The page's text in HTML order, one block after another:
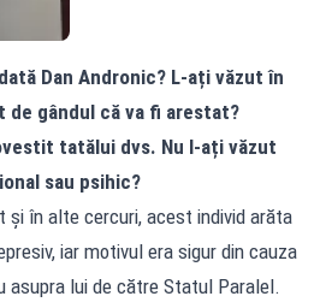
Dan Andronic? L-ați văzut în
de gândul că va fi arestat?
tatălui dvs. Nu l-ați văzut
sau psihic?
și în alte cercuri, acest individ arăta
iar motivul era sigur din cauza
asupra lui de către Statul Paralel.